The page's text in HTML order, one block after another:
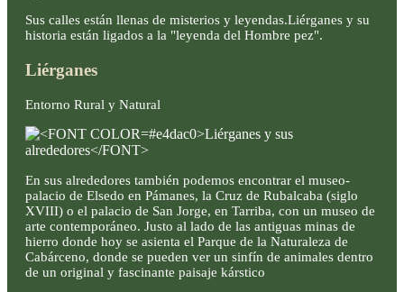
Sus calles están llenas de misterios y leyendas.Liérganes y su
historia están ligados a la "leyenda del Hombre pez".
Liérganes
Entorno Rural y Natural
En sus alrededores también podemos encontrar el museo-
palacio de Elsedo en Pámanes, la Cruz de Rubalcaba (siglo
XVIII) o el palacio de San Jorge, en Tarriba, con un museo de
arte contemporáneo. Justo al lado de las antiguas minas de
hierro donde hoy se asienta el Parque de la Naturaleza de
Cabárceno, donde se pueden ver un sinfín de animales dentro
de un original y fascinante paisaje kárstico